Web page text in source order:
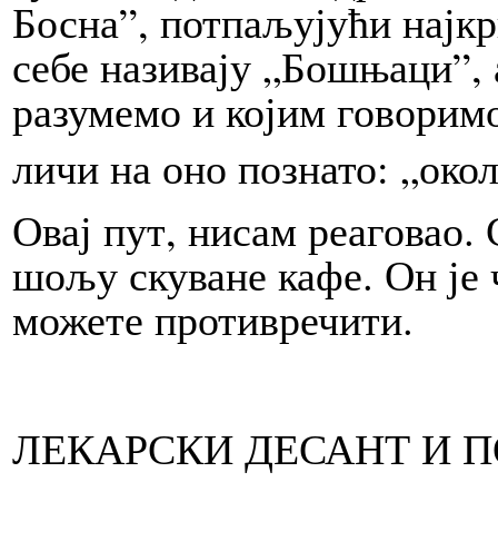
Босна”, потпаљујући
себе називају „Бошњаци”,
разумемо и којим
личи на оно познато:
Овај пут, нисам
шољу скуване кафе. Он је
можете противречити.
ЛЕКАРСКИ ДЕСАНТ И